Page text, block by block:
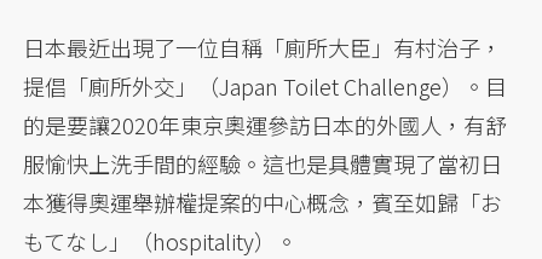
日本最近出現了一位自稱「廁所大臣」有村治子，
提倡「廁所外交」（Japan Toilet Challenge）。目
的是要讓2020年東京奧運參訪日本的外國人，有舒
服愉快上洗手間的經驗。這也是具體實現了當初日
本獲得奧運舉辦權提案的中心概念，賓至如歸「お
もてなし」（hospitality）。